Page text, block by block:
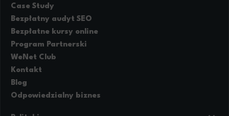
Case Study
Bezpłatny audyt SEO
Bezpłatne kursy online
Program Partnerski
WeNet Club
Kontakt
Blog
Odpowiedzialny biznes